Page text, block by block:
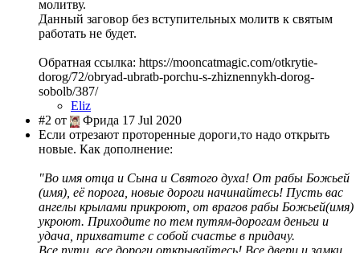
молитву.
Данный заговор без вступительных молитв к святым
работать не будет.
Обратная ссылка: https://mooncatmagic.com/otkrytie-
dorog/72/obryad-ubratb-porchu-s-zhiznennykh-dorog-
sobolb/387/
Eliz
#2 от
Фрида 17 Jul 2020
Если отрезают проторенные дороги,то надо открыть
новые. Как дополнение:
"Во имя отца и Сына и Святого духа! От рабы Божьей
(имя), её порога, новые дороги начинайтесь! Пусть вас
ангелы крылами прикроют, от врагов рабы Божьей(имя)
укроют. Приходите по тем путям-дорогам деньги и
удача, прихватите с собой счастье в придачу.